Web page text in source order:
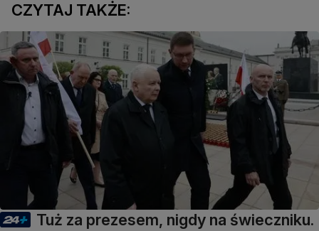
CZYTAJ TAKŻE:
Tuż za prezesem, nigdy na świeczniku.